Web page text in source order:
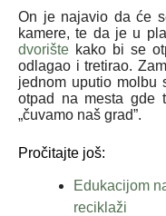
On je najavio da će
kamere, te da je u
dvorište kako bi se
odlagao i tretirao.
jednom uputio molbu
otpad na mesta gde
„čuvamo naš grad”.
Pročitajte još:
Edukacijom
reciklaži